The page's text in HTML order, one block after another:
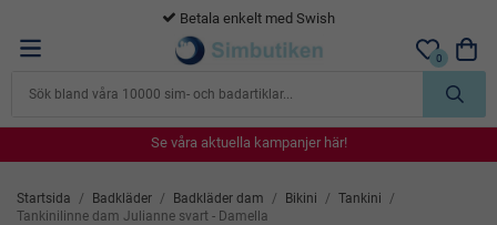
365 dagars öppet köp
0
Se våra aktuella kampanjer här!
Se våra aktuella kampanjer här!
Se våra aktuella kampanjer här!
Se våra aktuella kampanjer här!
Startsida / Badkläder / Badkläder dam / Bikini / Tankini
/
Tankinilinne dam Julianne svart - Damella